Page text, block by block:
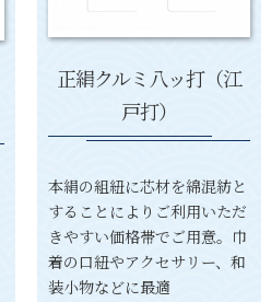
正絹クルミ八ッ打（江
戸打）
本絹の組紐に芯材を綿混紡と
することによりご利用いただ
きやすい価格帯でご用意。巾
着の口紐やアクセサリー、和
装小物などに最適